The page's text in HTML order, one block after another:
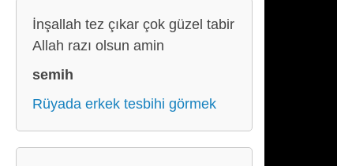
İnşallah tez çıkar çok güzel tabir
Allah razı olsun amin
semih
Rüyada erkek tesbihi görmek